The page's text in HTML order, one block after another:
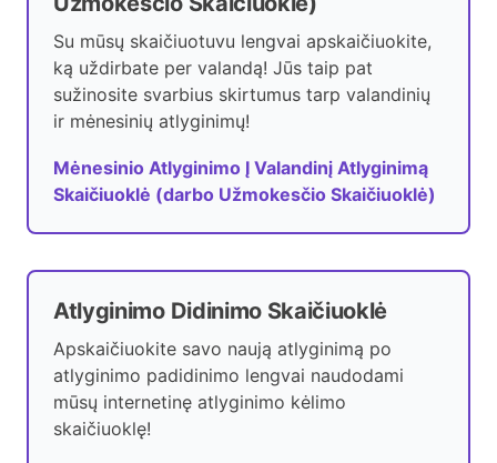
Su mūsų skaičiuotuvu lengvai apskaičiuokite,
ką uždirbate per valandą! Jūs taip pat
sužinosite svarbius skirtumus tarp valandinių
ir mėnesinių atlyginimų!
Mėnesinio Atlyginimo Į Valandinį Atlyginimą
Skaičiuoklė (darbo Užmokesčio Skaičiuoklė)
Atlyginimo Didinimo Skaičiuoklė
Apskaičiuokite savo naują atlyginimą po
atlyginimo padidinimo lengvai naudodami
mūsų internetinę atlyginimo kėlimo
skaičiuoklę!